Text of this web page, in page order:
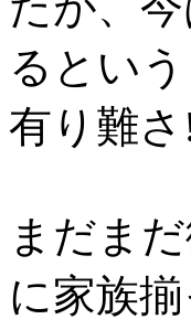
るという
有り難
まだま
に家族